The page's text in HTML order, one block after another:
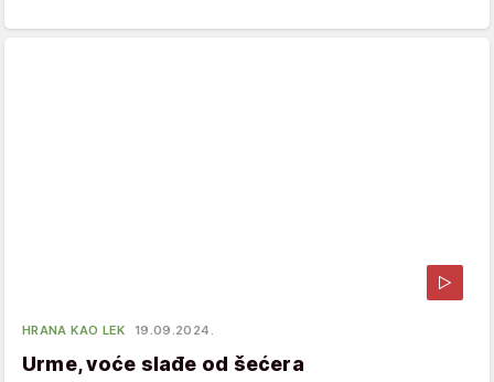
HRANA KAO LEK 19.09.2024.
Urme, voće slađe od šećera